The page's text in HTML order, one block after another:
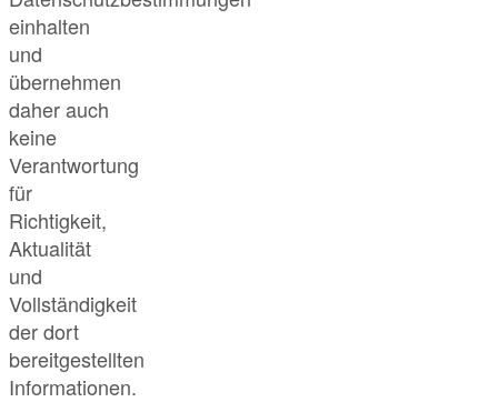
einhalten
und
übernehmen
daher auch
keine
Verantwortung
für
Richtigkeit,
Aktualität
und
Vollständigkeit
der dort
bereitgestellten
Informationen.